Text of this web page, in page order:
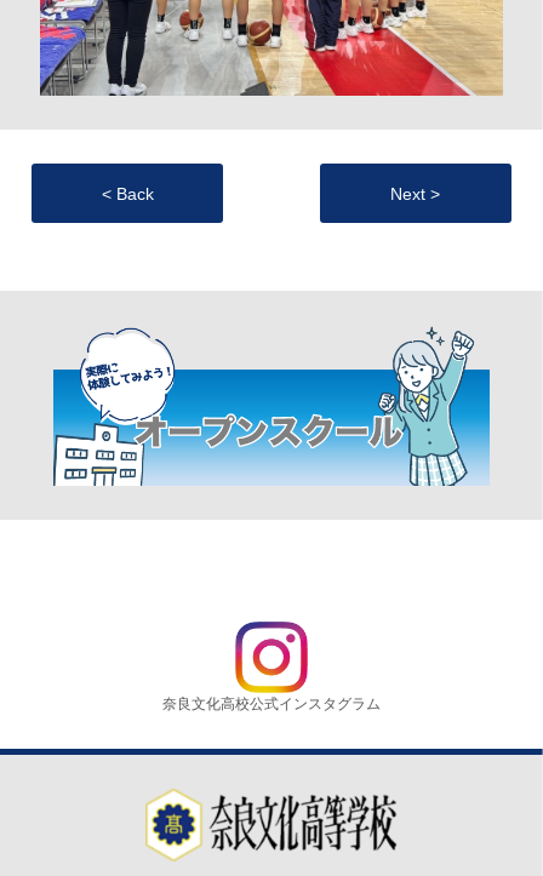
< Back Next >
奈良文化高校公式インスタグラム